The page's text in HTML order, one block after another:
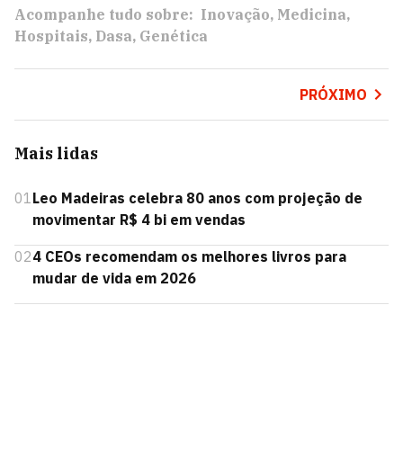
Acompanhe tudo sobre: Inovação Medicina
Hospitais Dasa Genética
PRÓXIMO
Mais lidas
01Leo Madeiras celebra 80 anos com projeção de
movimentar R$ 4 bi em vendas
024 CEOs recomendam os melhores livros para
mudar de vida em 2026